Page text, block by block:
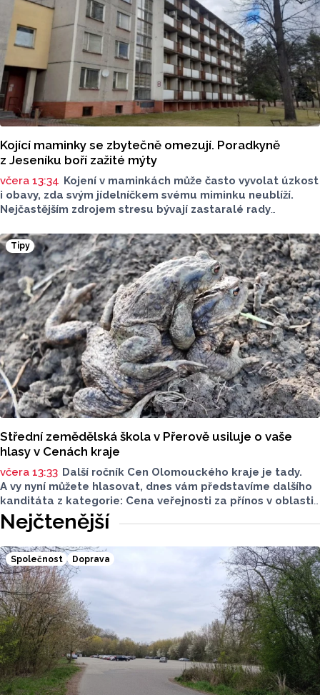
Kojící maminky se zbytečně omezují. Poradkyně
z Jeseníku boří zažité mýty
včera 13:34 Kojení v maminkách může často vyvolat úzkost
i obavy, zda svým jídelníčkem svému miminku neublíží.
Nejčastějším zdrojem stresu bývají zastaralé rady
se nadýmavým potravinám nebo preventivnímu vyřazování
alergenů. Mýty o stravě při kojení boří laktační poradkyně
z Jeseníku.
Tipy
Střední zemědělská škola v Přerově usiluje o vaše
hlasy v Cenách kraje
včera 13:33 Další ročník Cen Olomouckého kraje je tady.
A vy nyní můžete hlasovat, dnes vám představíme dalšího
kanditáta z kategorie: Cena veřejnosti za přínos v oblasti
životního prostředí. Toto je Střední zemědělská škola
v Přerově, která má nominaci v kategorii: Významný počin
v ochraně životního prostředí - právnická osoba.
Nejčtenější
Společnost Doprava